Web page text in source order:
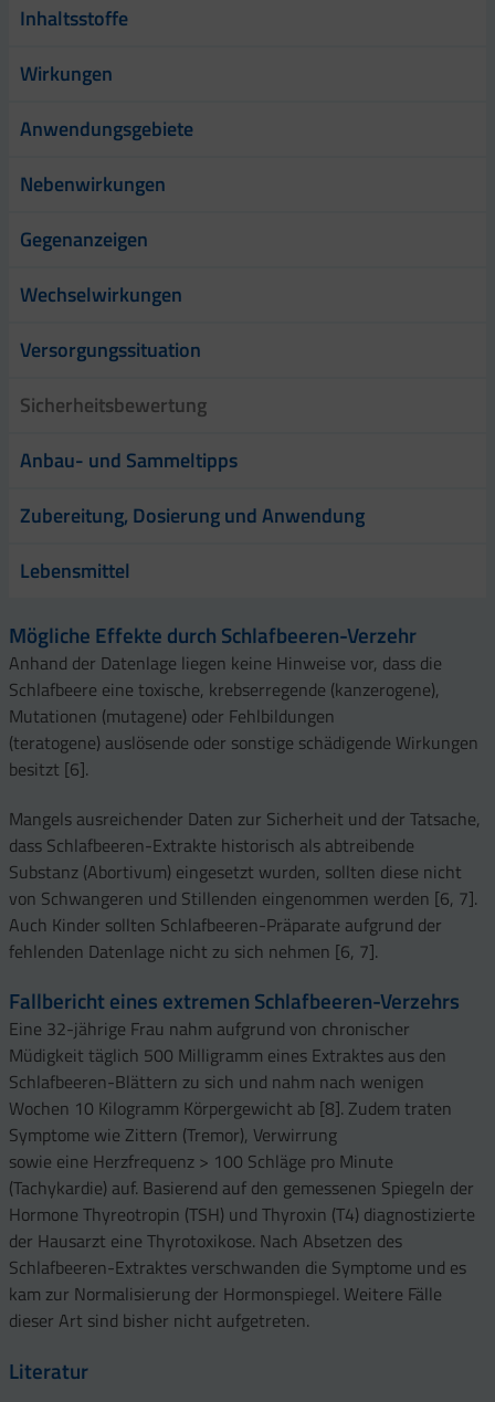
Inhaltsstoffe
Wirkungen
Anwendungsgebiete
Nebenwirkungen
Gegenanzeigen
Wechselwirkungen
Versorgungssituation
Sicherheitsbewertung
Anbau- und Sammeltipps
Zubereitung, Dosierung und Anwendung
Lebensmittel
Mögliche Effekte durch Schlafbeeren-Verzehr
Anhand der Datenlage liegen keine Hinweise vor, dass die
Schlafbeere eine toxische, krebserregende (kanzerogene),
Mutationen (mutagene) oder Fehlbildungen
(teratogene) auslösende oder sonstige schädigende Wirkungen
besitzt [6].
Mangels ausreichender Daten zur Sicherheit und der Tatsache,
dass Schlafbeeren-Extrakte historisch als abtreibende
Substanz (Abortivum) eingesetzt wurden, sollten diese nicht
von Schwangeren und Stillenden eingenommen werden [6, 7].
Auch Kinder sollten Schlafbeeren-Präparate aufgrund der
fehlenden Datenlage nicht zu sich nehmen [6, 7].
Fallbericht eines extremen Schlafbeeren-Verzehrs
Eine 32-jährige Frau nahm aufgrund von chronischer
Müdigkeit täglich 500 Milligramm eines Extraktes aus den
Schlafbeeren-Blättern zu sich und nahm nach wenigen
Wochen 10 Kilogramm Körpergewicht ab [8]. Zudem traten
Symptome wie Zittern (Tremor), Verwirrung
sowie eine Herzfrequenz > 100 Schläge pro Minute
(Tachykardie) auf. Basierend auf den gemessenen Spiegeln der
Hormone Thyreotropin (TSH) und Thyroxin (T4) diagnostizierte
der Hausarzt eine Thyrotoxikose. Nach Absetzen des
Schlafbeeren-Extraktes verschwanden die Symptome und es
kam zur Normalisierung der Hormonspiegel. Weitere Fälle
dieser Art sind bisher nicht aufgetreten.
Literatur